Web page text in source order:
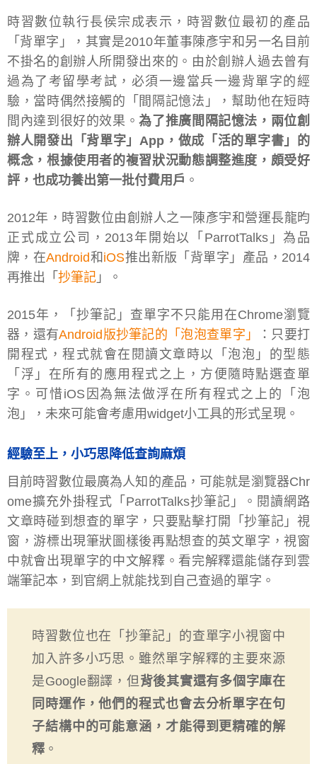
時習數位執行長侯宗成表示，時習數位最初的產品
「背單字」，其實是2010年董事陳彥宇和另一名目前
不掛名的創辦人所開發出來的。由於創辦人過去曾有
過為了考留學考試，必須一邊當兵一邊背單字的經
驗，當時偶然接觸的「間隔記憶法」，幫助他在短時
間內達到很好的效果。為了推廣間隔記憶法，兩位創
辦人開發出「背單字」App，做成「活的單字書」的
概念，根據使用者的複習狀況動態調整進度，頗受好
評，也成功養出第一批付費用戶 。
2012年，時習數位由創辦人之一陳彥宇和營運長龍昀
正式成立公司，2013年開始以「ParrotTalks」為品
牌，在Android和 iOS推出新版「背單字」產品，2014
再推出「 抄筆記 」。
2015年，「抄筆記」查單字不只能用在Chrome瀏覽
器，還有Android版抄筆記的「泡泡查單字」
：只要打
開程式，程式就會在閱讀文章時以「泡泡」的型態
「浮」在所有的應用程式之上，方便隨時點選查單
字。可惜iOS因為無法做浮在所有程式之上的「泡
泡」，未來可能會考慮用widget小工具的形式呈現。
經驗至上，小巧思降低查詢麻煩
目前時習數位最廣為人知的產品，可能就是瀏覽器Chr
ome擴充外掛程式「ParrotTalks抄筆記」。閱讀網路
文章時碰到想查的單字，只要點擊打開「抄筆記」視
窗，游標出現筆狀圖樣後再點想查的英文單字，視窗
中就會出現單字的中文解釋。看完解釋還能儲存到雲
端筆記本，到官網上就能找到自己查過的單字。
時習數位也在「抄筆記」的查單字小視窗中
加入許多小巧思。雖然單字解釋的主要來源
是Google翻譯，但 背後其實還有多個字庫在
同時運作，他們的程式也會去分析單字在句
子結構中的可能意涵，才能得到更精確的解
釋 。